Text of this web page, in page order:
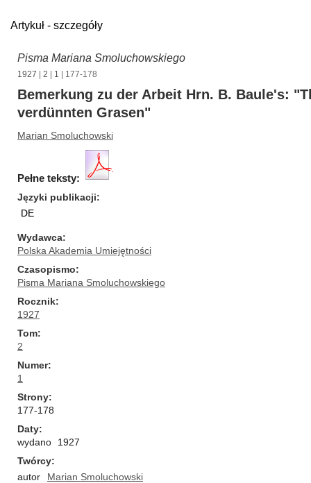
Artykuł - szczegóły
Pisma Mariana Smoluchowskiego
1927 2 1 | 177-178
Bemerkung zu der Arbeit Hrn. B. Baule's:
verdünnten Grasen"
Marian Smoluchowski
Pełne teksty:
Języki publikacji
DE
Wydawca
Polska Akademia Umiejętności
Czasopismo
Pisma Mariana Smoluchowskiego
Rocznik
1927
Tom
2
Numer
1
Strony
177-178
Daty
wydano
1927
Twórcy
autor
Marian Smoluchowski